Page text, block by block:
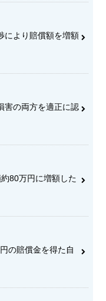
により賠償額を増額
害の両方を適正に認
80万円に増額した
の賠償金を得た自